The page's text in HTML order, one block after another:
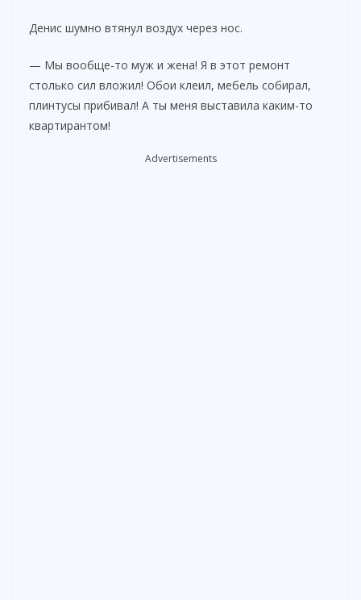
o
Денис шумно втянул воздух через нос.
— Мы вообще-то муж и жена! Я в этот ремонт
столько сил вложил! Обои клеил, мебель собирал,
плинтусы прибивал! А ты меня выставила каким-то
квартирантом!
Advertisements